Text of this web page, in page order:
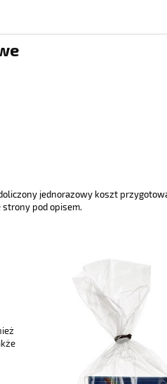
jednorazowy koszt
pod opisem.